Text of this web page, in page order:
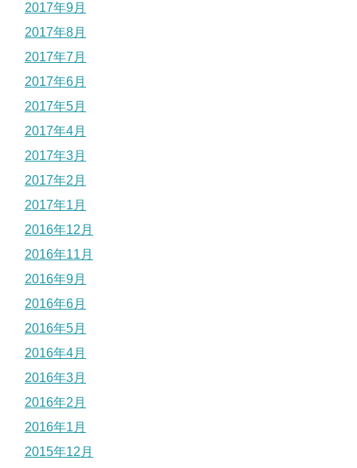
2017年9月
2017年8月
2017年7月
2017年6月
2017年5月
2017年4月
2017年3月
2017年2月
2017年1月
2016年12月
2016年11月
2016年9月
2016年6月
2016年5月
2016年4月
2016年3月
2016年2月
2016年1月
2015年12月